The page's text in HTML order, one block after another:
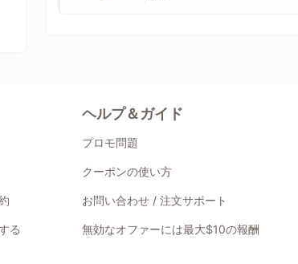
る
ヘルプ＆ガイド
プロモ問題
クーポンの使い方
お問い合わせ / 注文サポート
無効なオファーには最大$10の報酬